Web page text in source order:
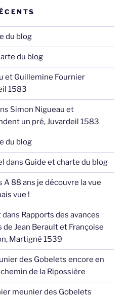
du blog
du blog
et Guillemine Fournier
1583
Simon Nigueau et
un pré, Juvardeil 1583
du blog
dans Guide et charte du blog
A 88 ans je découvre la vue
vue !
dans Rapports des avances
de Jean Berault et Françoise
Martigné 1539
des Gobelets encore en
de la Ripossière
meunier des Gobelets